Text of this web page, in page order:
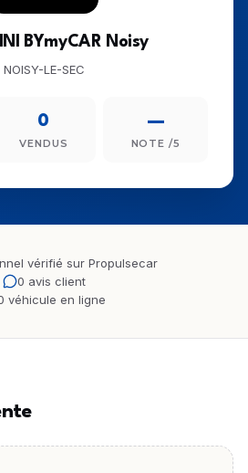
BYmyCAR Noisy
NOISY-LE-SEC
0
VENDUS
—
NOTE /5
vérifié sur Propulsecar
0 avis client
véhicule en ligne